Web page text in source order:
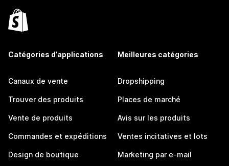
Catégories d’applications
Canaux de vente
Trouver des produits
Vente de produits
Commandes et expéditions
Design de boutique
Meilleures catégories
Dropshipping
Places de marché
Avis sur les produits
Ventes incitatives et lots
Marketing par e-mail